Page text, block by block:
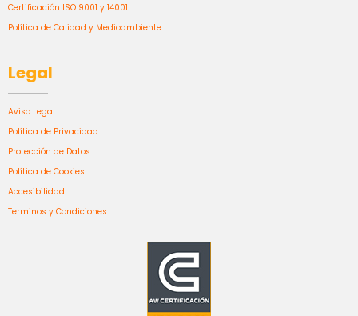
Certificación ISO 9001 y 14001
Política de Calidad y Medioambiente
Legal
Aviso Legal
Política de Privacidad
Protección de Datos
Política de Cookies
Accesibilidad
Terminos y Condiciones